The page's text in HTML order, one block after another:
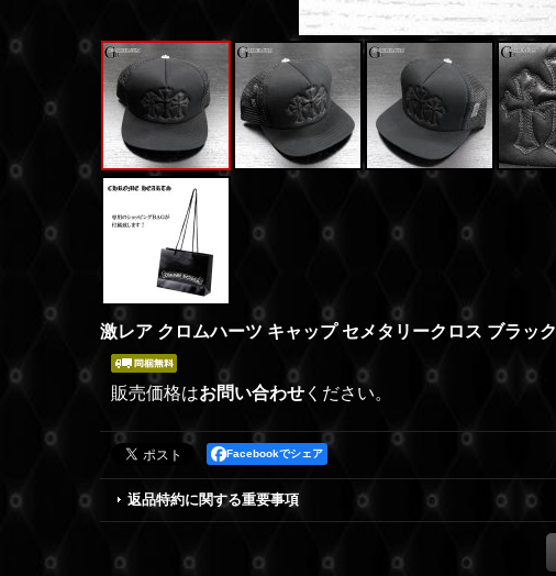
激レア クロムハーツ キャップ セメタリークロス ブラック
販売価格はお問い合わせ ください。
Facebookでシェア
返品特約に関する重要事項